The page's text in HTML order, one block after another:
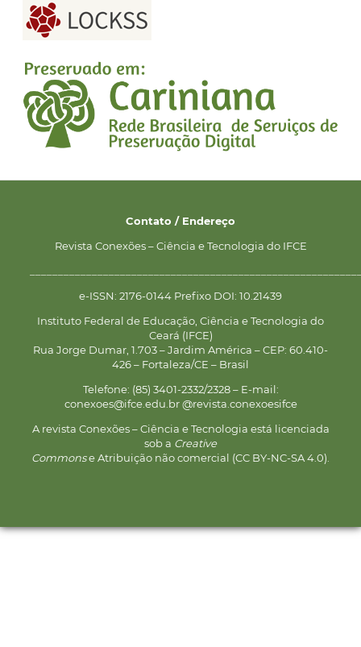
Contato / Endereço
Revista Conexões – Ciência e Tecnologia do IFCE
e-ISSN: 2176-0144 Prefixo DOI: 10.21439
Instituto Federal de Educação, Ciência e Tecnologia do
Ceará (IFCE)
Rua Jorge Dumar, 1.703 – Jardim América – CEP: 60.410-
426 – Fortaleza/CE – Brasil
Telefone: (85) 3401-2332/2328 – E-mail:
conexoes@ifce.edu.br @revista.conexoesifce
A revista Conexões – Ciência e Tecnologia está licenciada
sob a Creative
Commonse Atribuição não comercial (CC BY-NC-SA 4.0).